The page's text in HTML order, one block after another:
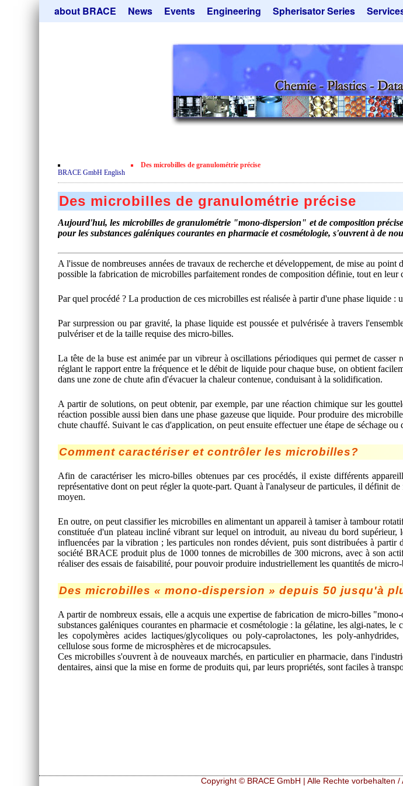
Skip
navigation
about BRACE
Contact
News Events Engineering
Heating Chambers
Dryer
Sorting Units
Used Equipment - Special Offers
Spherisator Series
Pilot Units
Production Units
Inquiry
Contract
Rental
BRACE GmbH English
Des microbilles de granulométrie précise
Des microbilles de granulométrie précise
Aujourd'hui, les microbilles de granulométrie "mono-dispersion" et de composition
pour les substances galéniques courantes en pharmacie et cosmétologie, s'ouvrent à de
A l'issue de nombreuses années de travaux de recherche et développement, de mise au
possible la fabrication de microbilles parfaitement rondes de composition définie, tout en leur
Par quel procédé ? La production de ces microbilles est réalisée à partir d'une phase liquide :
Par surpression ou par gravité, la phase liquide est poussée et pulvérisée à travers
pulvériser et de la taille requise des micro-billes.
La tête de la buse est animée par un vibreur à oscillations périodiques qui permet de
réglant le rapport entre la fréquence et le débit de liquide pour chaque buse, on obtient
dans une zone de chute afin d'évacuer la chaleur contenue, conduisant à la solidification.
A partir de solutions, on peut obtenir, par exemple, par une réaction chimique sur les
réaction possible aussi bien dans une phase gazeuse que liquide. Pour produire des
chute chauffé. Suivant le cas d'application, on peut ensuite effectuer une étape de séchage ou
Comment caractériser et contrôler les microbilles?
Afin de caractériser les micro-billes obtenues par ces procédés, il existe différents
représentative dont on peut régler la quote-part. Quant à l'analyseur de particules, il définit
moyen.
En outre, on peut classifier les microbilles en alimentant un appareil à tamiser à tambour
constituée d'un plateau incliné vibrant sur lequel on introduit, au niveau du bord
influencées par la vibration ; les particules non rondes dévient, puis sont distribuées à
société BRACE produit plus de 1000 tonnes de microbilles de 300 microns, avec à son
réaliser des essais de faisabilité, pour pouvoir produire industriellement les quantités de
Des microbilles « mono-dispersion » depuis 50 jusqu'à
A partir de nombreux essais, elle a acquis une expertise de fabrication de micro-billes
substances galéniques courantes en pharmacie et cosmétologie : la gélatine, les algi-nates,
les copolymères acides lactiques/glycoliques ou poly-caprolactones, les poly-
cellulose sous forme de microsphères et de microcapsules.
Ces microbilles s'ouvrent à de nouveaux marchés, en particulier en pharmacie, dans
dentaires, ainsi que la mise en forme de produits qui, par leurs propriétés, sont faciles à
Copyright © BRACE GmbH | Alle Rechte vorbehalten /